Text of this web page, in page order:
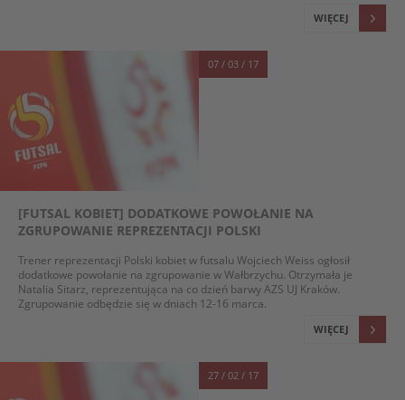
WIĘCEJ
07 / 03 / 17
[FUTSAL KOBIET] DODATKOWE POWOŁANIE NA
ZGRUPOWANIE REPREZENTACJI POLSKI
Trener reprezentacji Polski kobiet w futsalu Wojciech Weiss ogłosił
dodatkowe powołanie na zgrupowanie w Wałbrzychu. Otrzymała je
Natalia Sitarz, reprezentująca na co dzień barwy AZS UJ Kraków.
Zgrupowanie odbędzie się w dniach 12-16 marca.
WIĘCEJ
27 / 02 / 17